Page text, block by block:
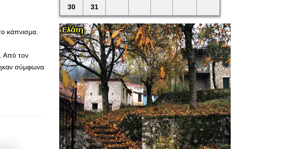
κάπνισμα.
Από τον
σύμφωνα
30 31